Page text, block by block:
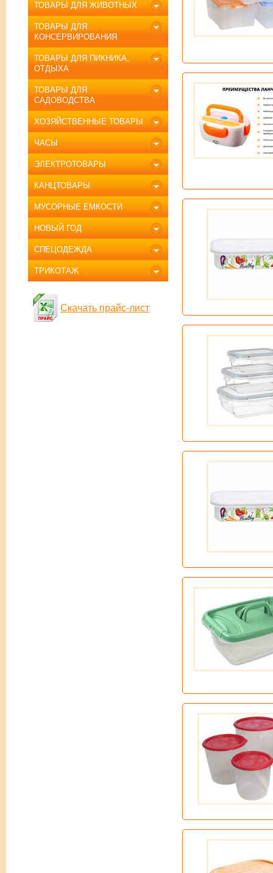
ТОВАРЫ ДЛЯ ЖИВОТНЫХ
ТОВАРЫ ДЛЯ
КОНСЕРВИРОВАНИЯ
ТОВАРЫ ДЛЯ ПИКНИКА,
ОТДЫХА
ТОВАРЫ ДЛЯ
САДОВОДСТВА
ХОЗЯЙСТВЕННЫЕ ТОВАРЫ
ЧАСЫ
ЭЛЕКТРОТОВАРЫ
КАНЦТОВАРЫ
МУСОРНЫЕ ЕМКОСТИ
НОВЫЙ ГОД
СПЕЦОДЕЖДА
ТРИКОТАЖ
Скачать прайс-лист